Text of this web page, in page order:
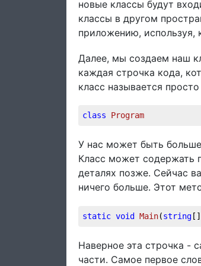
новые классы будут
классы в другом
приложению, используя,
Далее, мы создаем наш
каждая строчка кода,
класс называется
class Program
У нас может быть
Класс может содержать
деталях позже. Сейчас
ничего больше. Этот
static void Main(string
Наверное эта строчка -
части. Самое первое